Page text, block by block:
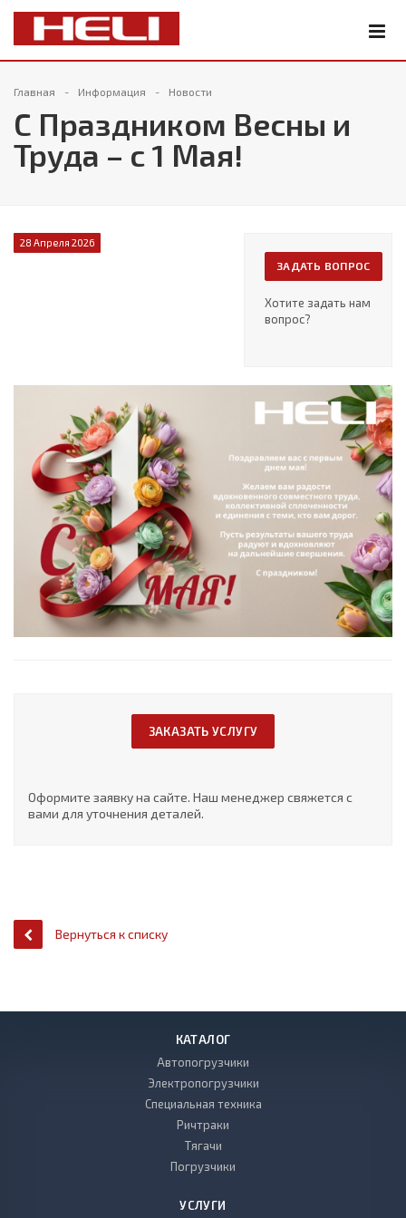
Главная Информация Новости
С Праздником Весны и
Труда – с 1 Мая!
ЗАДАТЬ ВОПРОС
Хотите задать нам
вопрос?
28 Апреля 2026
ЗАКАЗАТЬ УСЛУГУ
Оформите заявку на сайте. Наш менеджер свяжется с
вами для уточнения деталей.
Вернуться к списку
КАТАЛОГ
Автопогрузчики
Электропогрузчики
Специальная техника
Ричтраки
Тягачи
Погрузчики
УСЛУГИ